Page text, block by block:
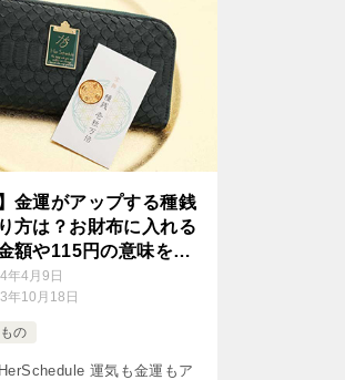
金運がアップする種銭
方は？お財布に入れる
額や115円の意味を徹
年4月9日
年10月18日
の
運気も金運もア